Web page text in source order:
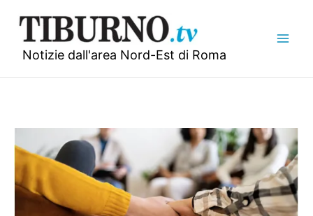
contenuto
Notizie dall'area Nord-Est di Roma